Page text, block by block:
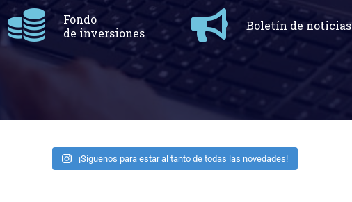
Fondo
de inversiones
Boletín de noticias
¡Síguenos para estar al tanto de todas las novedades!